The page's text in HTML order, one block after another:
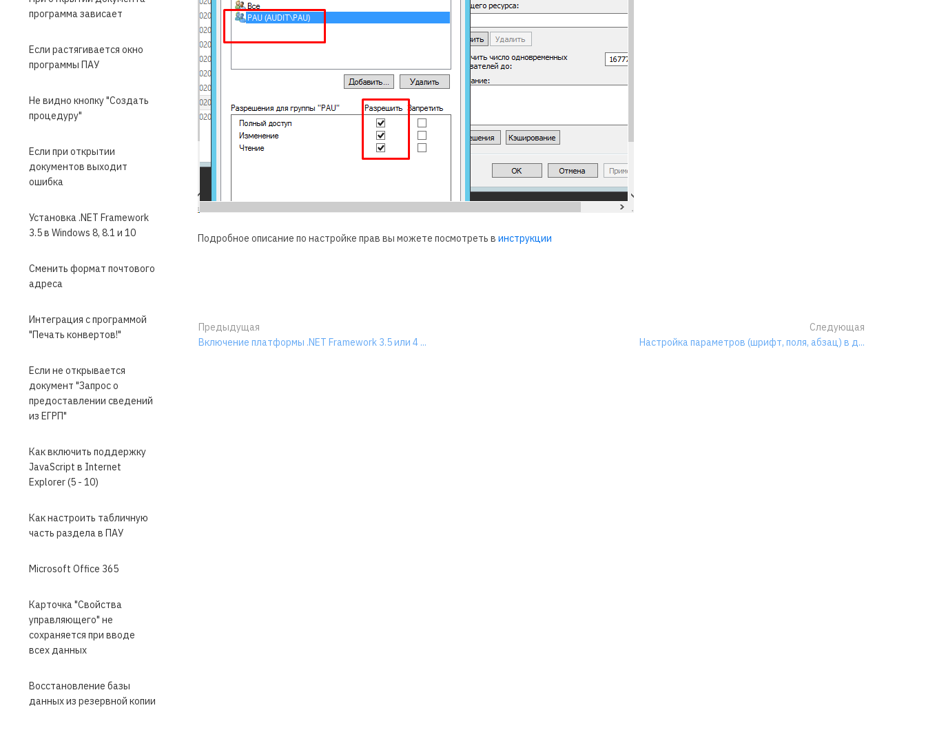
программа зависает
Если растягивается окно
программы ПАУ
Не видно кнопку "Создать
процедуру"
Если при открытии
документов выходит
ошибка
Установка .NET Framework
3.5 в Windows 8, 8.1 и 10
Сменить формат почтового
адреса
Интеграция с программой
"Печать конвертов!"
Если не открывается
документ "Запрос о
предоставлении сведений
из ЕГРП"
Как включить поддержку
JavaScript в Internet
Explorer (5 - 10)
Как настроить табличную
часть раздела в ПАУ
Microsoft Office 365
Карточка "Свойства
управляющего" не
сохраняется при вводе
всех данных
Восстановление базы
данных из резервной копии
Подробное описание по настройке прав вы можете посмотреть в инструкции
Предыдущая
Включение платформы .NET Framework 3.5 или 4 ...
Следующая
Настройка параметров (шрифт, поля, абзац) в д...